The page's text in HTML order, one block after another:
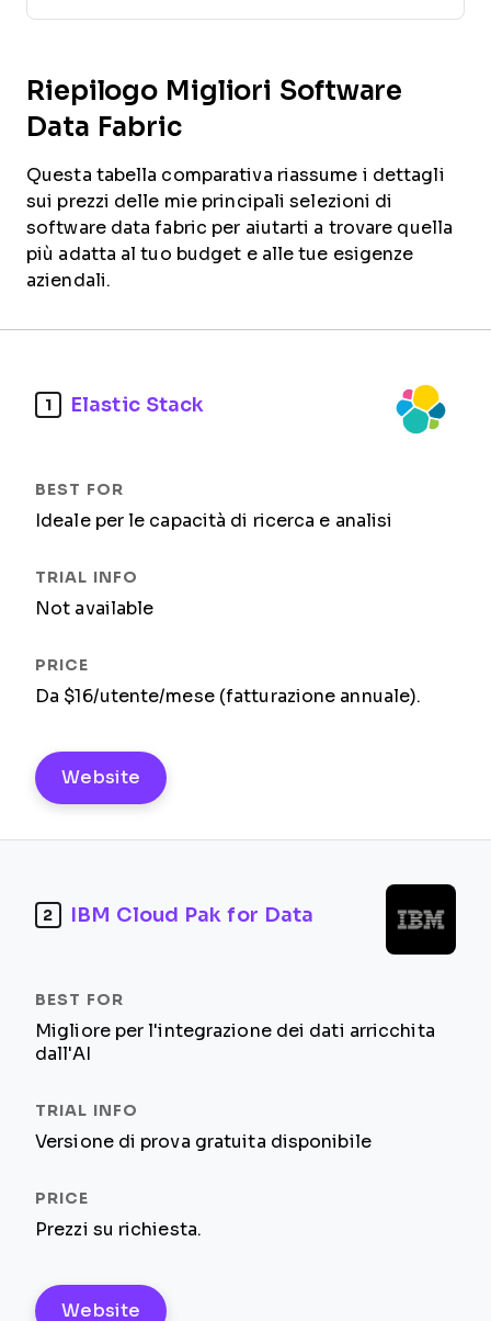
Riepilogo Migliori Software
Data Fabric
Questa tabella comparativa riassume i dettagli
sui prezzi delle mie principali selezioni di
software data fabric per aiutarti a trovare quella
più adatta al tuo budget e alle tue esigenze
aziendali.
1 Elastic Stack
Ideale per le capacità di ricerca e analisi
Not available
Da $16/utente/mese (fatturazione annuale).
Website
2 IBM Cloud Pak for Data
Migliore per l'integrazione dei dati arricchita
dall'AI
Versione di prova gratuita disponibile
Prezzi su richiesta.
Website